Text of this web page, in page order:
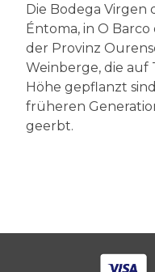
Die Bodega Virgen
Éntoma, in O Barco
der Provinz
Weinberge, die auf
Höhe gepflanzt
früheren
geerbt.